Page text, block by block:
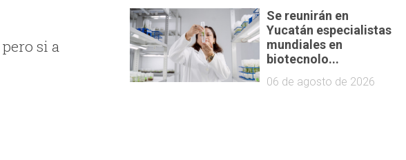
si a
Se reunirán en
Yucatán especialistas
mundiales en
biotecnolo...
06 de agosto de 2026